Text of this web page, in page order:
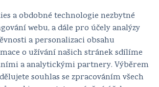
a obdobné technologie nezbytné
webu, a dále pro účely analýzy
a personalizaci obsahu
o užívání našich stránek sdílíme
a analytickými partnery. Výběrem
souhlas se zpracováním všech